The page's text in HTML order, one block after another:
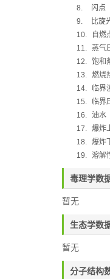
8.
闪点
9.
比旋
10.
自燃
11.
蒸气
12. 饱和
13. 燃烧
14.
临界
15.
临界
16. 油水
17. 爆炸
18. 爆炸
19. 溶解
毒理学数
暂无
生态学数
暂无
分子结构